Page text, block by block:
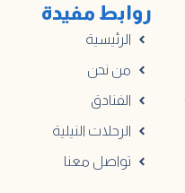
روابط مفيدة
الرئيسية
من نحن
الفنادق
الرحلات النيلية
تواصل معنا